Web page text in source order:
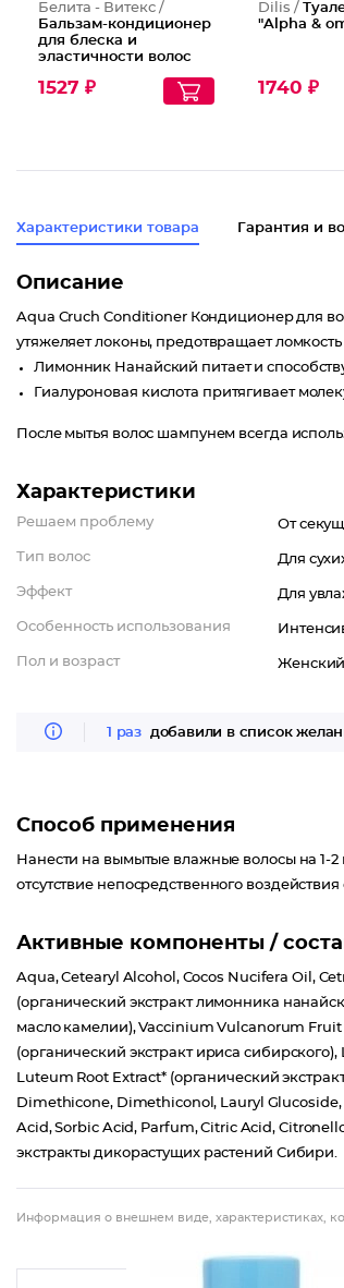
Белита - Витекс /
Бальзам-кондиционер
для блеска и
эластичности волос
1527 ₽
Dilis /
"Alpha &
1740 ₽
Характеристики товара Гарантия и
Описание
Aqua Cruch Conditioner Кондиционер для
утяжеляет локоны, предотвращает
Лимонник Нанайский питает и
Гиалуроновая кислота притягивает
После мытья волос шампунем всегда
Характеристики
Решаем проблему От
Тип волос Для
Эффект Для
Особенность использования
Пол и возраст Женский
1 раз добавили в список
Способ применения
Нанести на вымытые влажные волосы на 1-2
отсутствие непосредственного воздействия
Активные компоненты /
Aqua, Cetearyl Alcohol, Cocos Nucifera Oil,
(органический экстракт лимонника
масло камелии), Vaccinium Vulcanorum Fruit
(органический экстракт ириса
Luteum Root Extract* (органический
Dimethicone, Dimethiconol, Lauryl
Acid, Sorbic Acid, Parfum, Citric Acid,
экстракты дикорастущих растений Сибири.
Информация о внешнем виде, характеристиках,